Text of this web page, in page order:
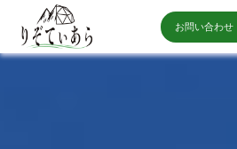
お問い合わせ